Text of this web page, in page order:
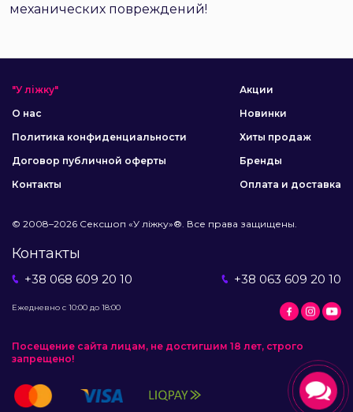
механических повреждений!
"У ліжку"
О нас
Политика конфиденциальности
Договор публичной оферты
Контакты
Акции
Новинки
Хиты продаж
Бренды
Оплата и доставка
© 2008–2026 Сексшоп «У ліжку»®. Все права защищены.
Контакты
+38 068 609 20 10 +38 063 609 20 10
Ежедневно с 10:00 до 18:00
Посещение сайта лицам, не достигшим 18 лет, строго
запрещено!